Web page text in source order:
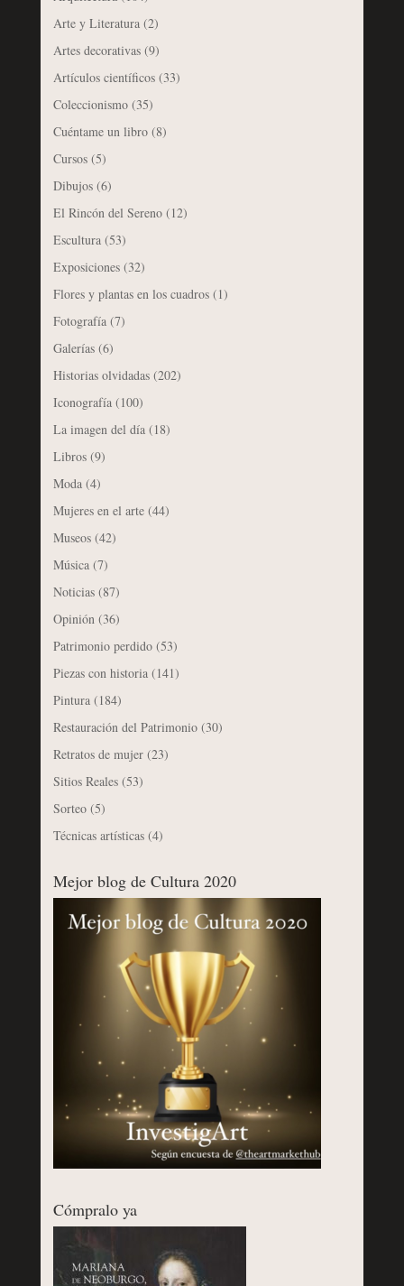
Arte y Literatura(2)
Artes decorativas(9)
Artículos científicos(33)
Coleccionismo(35)
Cuéntame un libro(8)
Cursos(5)
Dibujos(6)
El Rincón del Sereno(12)
Escultura(53)
Exposiciones(32)
Flores y plantas en los cuadros(1)
Fotografía(7)
Galerías(6)
Historias olvidadas(202)
Iconografía(100)
La imagen del día(18)
Libros(9)
Moda(4)
Mujeres en el arte(44)
Museos(42)
Música(7)
Noticias(87)
Opinión (36)
Patrimonio perdido(53)
Piezas con historia(141)
Pintura(184)
Restauración del Patrimonio(30)
Retratos de mujer(23)
Sitios Reales(53)
Sorteo(5)
Técnicas artísticas(4)
Mejor blog de Cultura 2020
Cómpralo ya